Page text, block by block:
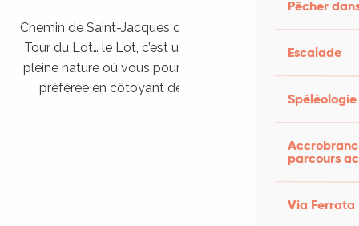
Pêcher
Escalade
Spéléologie
parcours
Via Ferrata
Chemin de Saint-Jacques de Compostelle, Véloroutes,
Tour du Lot… le Lot, c’est une véritable destination de
pleine nature où vous pourrez pratiquer votre activité
préférée en côtoyant des paysages grandioses.